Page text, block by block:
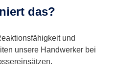
das?
und
unsere Handwerker bei